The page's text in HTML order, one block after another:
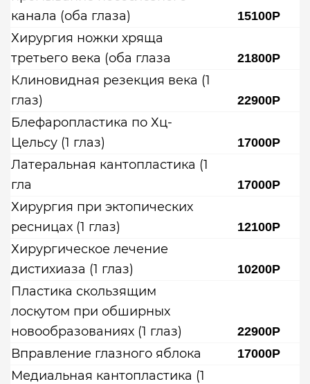
канала (оба глаза)
15100Р
Хирургия ножки хряща
третьего века (оба глаза
21800Р
Клиновидная резекция века (1
глаз)
22900Р
Блефаропластика по Хц-
Цельсу (1 глаз)
17000Р
Латеральная кантопластика (1
гла
17000Р
Хирургия при эктопических
ресницах (1 глаз)
12100Р
Хирургическое лечение
дистихиаза (1 глаз)
10200Р
Пластика скользящим
лоскутом при обширных
новообразованиях (1 глаз)
22900Р
Вправление глазного яблока 17000Р
Медиальная кантопластика (1